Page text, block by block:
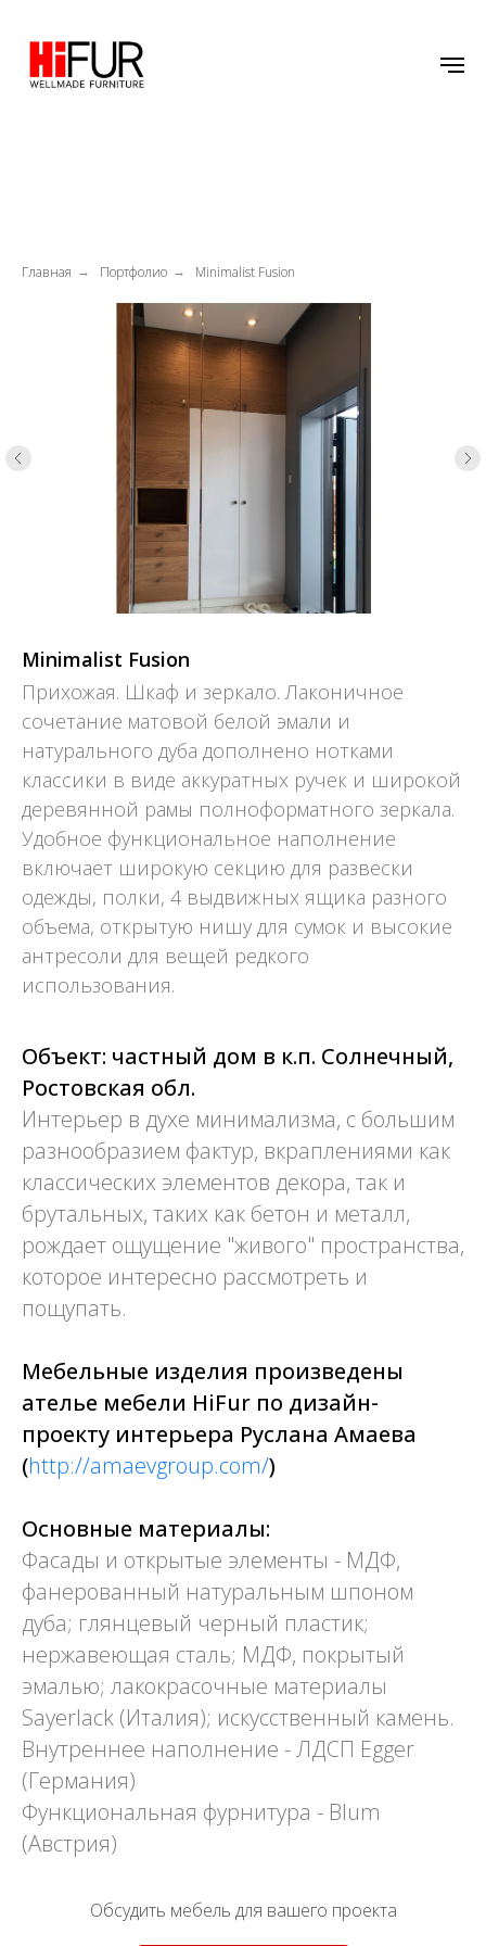
Главная → Портфолио → Minimalist Fusion
Minimalist Fusion
Прихожая. Шкаф и зеркало. Лаконичное
сочетание матовой белой эмали и
натурального дуба дополнено нотками
классики в виде аккуратных ручек и широкой
деревянной рамы полноформатного зеркала.
Удобное функциональное наполнение
включает широкую секцию для развески
одежды, полки, 4 выдвижных ящика разного
объема, открытую нишу для сумок и высокие
антресоли для вещей редкого
использования.
Объект: частный дом в к.п. Солнечный,
Ростовская обл.
Интерьер в духе минимализма, с большим
разнообразием фактур, вкраплениями как
классических элементов декора, так и
брутальных, таких как бетон и металл,
рождает ощущение "живого" пространства,
которое интересно рассмотреть и
пощупать.
Мебельные изделия произведены
ателье мебели HiFur по дизайн-
проекту интерьера Руслана Амаева
(http://amaevgroup.com/)
Основные материалы:
Фасады и открытые элементы - МДФ,
фанерованный натуральным шпоном
дуба; глянцевый черный пластик;
нержавеющая сталь; МДФ, покрытый
эмалью; лакокрасочные материалы
Sayerlack (Италия); искусственный камень.
Внутреннее наполнение - ЛДСП Egger
(Германия)
Функциональная фурнитура - Blum
(Австрия)
Обсудить мебель для вашего проекта